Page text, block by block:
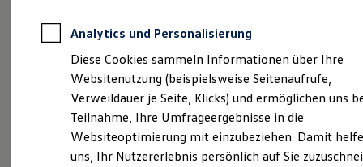
Autokredit mit Schlussrate
Versicherungen und Garantien
Kfz-Versicherung
Restschuldversicherungen
Garantien
Wartungsverträge
Geschäftskunden
Professional Class bei Volkswagen
Großkunden
Behörden
den neuen ID.3 Neo!
Analytics und Personalisierung
Diese Cookies sammeln Informationen über Ihre
Websitenutzung (beispielsweise Seitenaufrufe,
Verweildauer je Seite, Klicks) und ermöglichen uns
Teilnahme, Ihre Umfrageergebnisse in die
Websiteoptimierung mit einzubeziehen. Damit
uns, Ihr Nutzererlebnis persönlich auf Sie